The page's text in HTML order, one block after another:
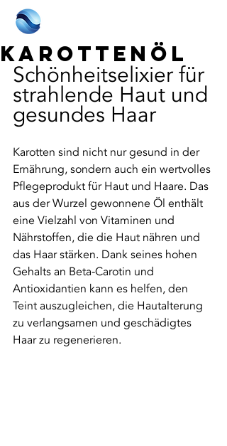
Karottenöl
Schönheitselixier für
strahlende Haut und
gesundes Haar
Karotten sind nicht nur gesund in der
Ernährung, sondern auch ein wertvolles
Pflegeprodukt für Haut und Haare. Das
aus der Wurzel gewonnene Öl enthält
eine Vielzahl von Vitaminen und
Nährstoffen, die die Haut nähren und
das Haar stärken. Dank seines hohen
Gehalts an Beta-Carotin und
Antioxidantien kann es helfen, den
Teint auszugleichen, die Hautalterung
zu verlangsamen und geschädigtes
Haar zu regenerieren.